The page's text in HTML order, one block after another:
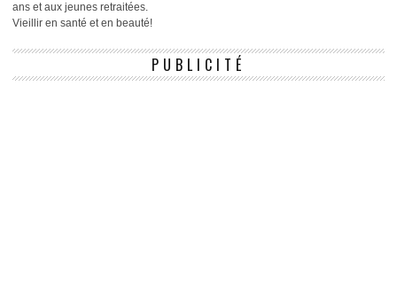
ans et aux jeunes retraitées.
Vieillir en santé et en beauté!
PUBLICITÉ